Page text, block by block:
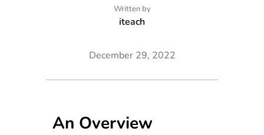
Written by
iteach
December 29, 2022
An Overview